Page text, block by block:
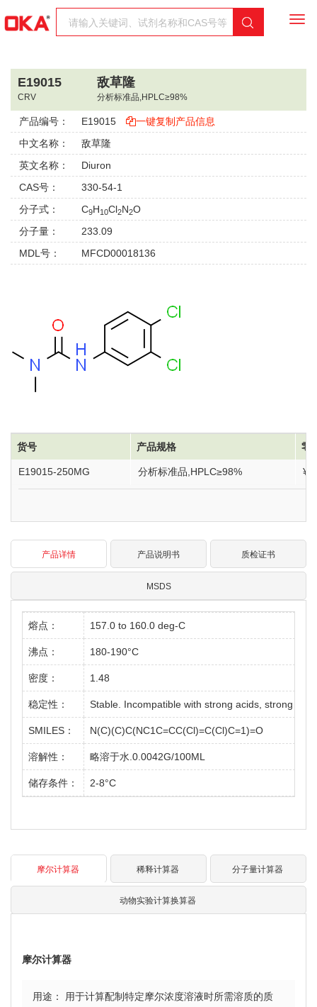
E19015
CRV
敌草隆
分析标准品,HPLC≥98%
产品编号： E19015
一键复制产品信息
中文名称：
敌草隆
英文名称：
Diuron
CAS号：
330-54-1
分子式：
C9H10Cl2N2O
分子量：
233.09
MDL号：
MFCD00018136
货号 产品规格 零
E19015-250MG 分析标准品,HPLC≥98%
产品详情 产品说明书 质检证书
MSDS
熔点： 157.0 to 160.0 deg-C
沸点： 180-190°C
密度： 1.48
稳定性： Stable. Incompatible with strong acids, strong
SMILES： N(C)(C)C(NC1C=CC(Cl)=C(Cl)C=1)=O
溶解性： 略溶于水.0.0042G/100ML
储存条件： 2-8°C
摩尔计算器 稀释计算器 分子量计算器
动物实验计算换算器
摩尔计算器
用途： 用于计算配制特定摩尔浓度溶液时所需溶质的质